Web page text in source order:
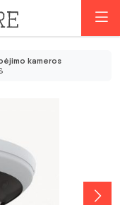
kameros